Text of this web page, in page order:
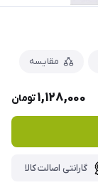
مقایسه
1,128,000تومان
گارانتی اصالت کالا